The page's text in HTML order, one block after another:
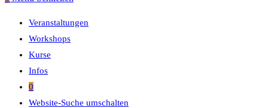
Veranstaltungen
Workshops
Kurse
Infos
0
Website-Suche umschalten